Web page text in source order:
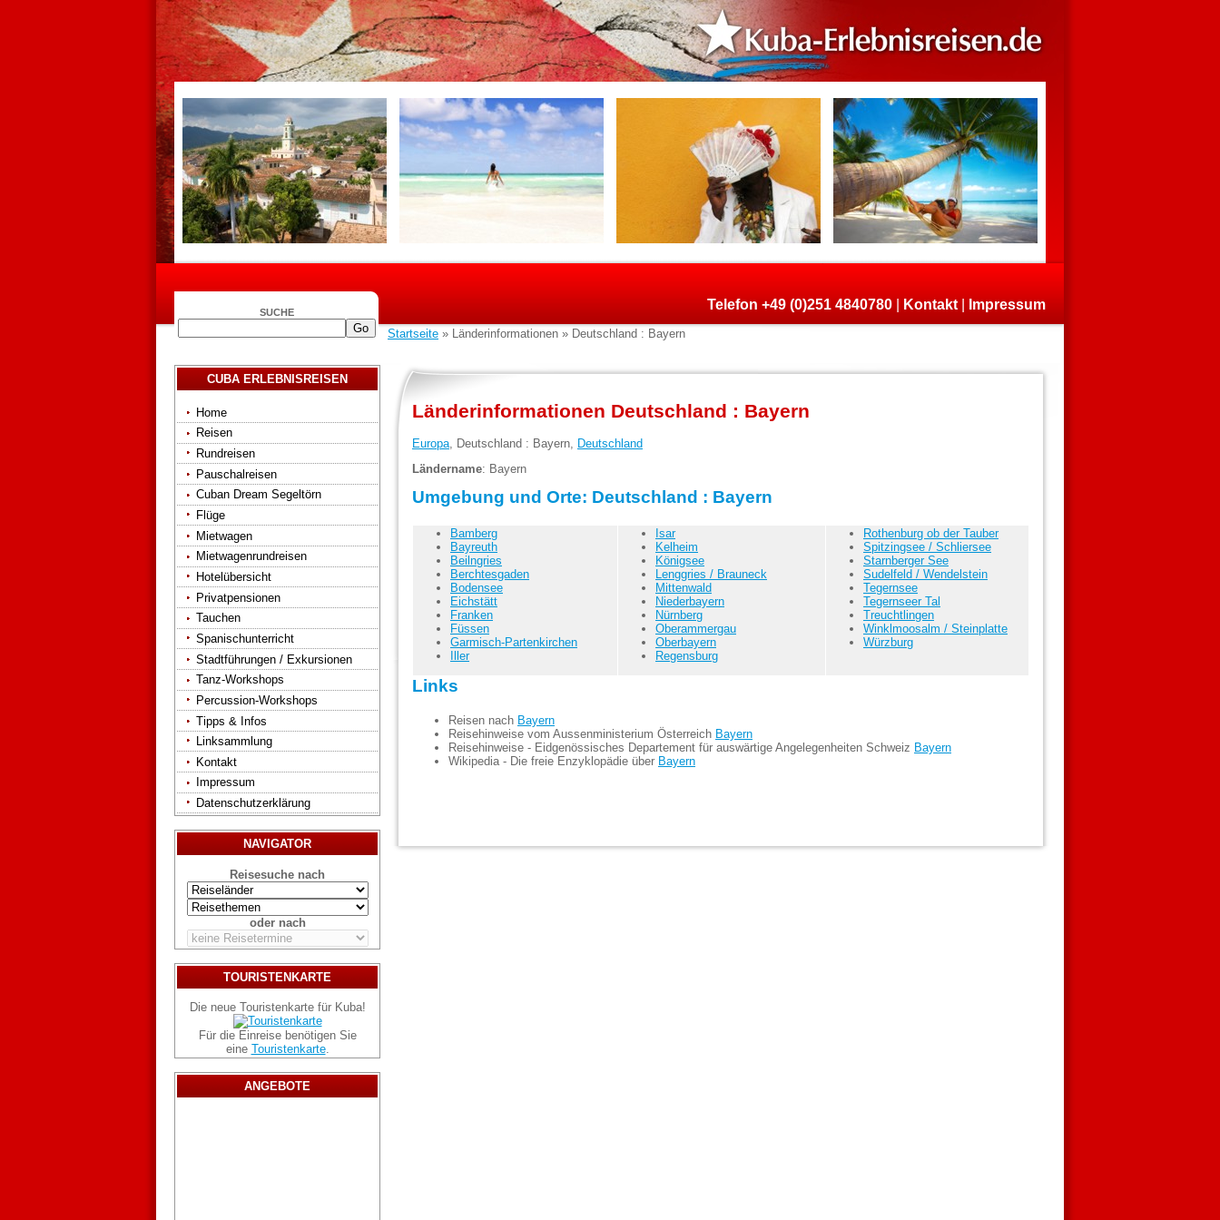
SUCHE Telefon +49 (0)251 4840780 Kontakt Impressum
Startseite » Länderinformationen » Deutschland : Bayern
CUBA ERLEBNISREISEN
Home
Reisen
Rundreisen
Pauschalreisen
Cuban Dream Segeltörn
Flüge
Mietwagen
Mietwagenrundreisen
Hotelübersicht
Privatpensionen
Tauchen
Spanischunterricht
Stadtführungen / Exkursionen
Tanz-Workshops
Percussion-Workshops
Tipps & Infos
Linksammlung
Kontakt
Impressum
Datenschutzerklärung
NAVIGATOR
Reisesuche nach
oder nach
TOURISTENKARTE
Die neue Touristenkarte für Kuba!
Für die Einreise benötigen Sie
eine Touristenkarte.
ANGEBOTE
Länderinformationen Deutschland : Bayern
Europa , Deutschland : Bayern, Deutschland
Ländername: Bayern
Umgebung und Orte: Deutschland : Bayern
Bamberg
Bayreuth
Beilngries
Berchtesgaden
Bodensee
Eichstätt
Franken
Füssen
Garmisch-Partenkirchen
Iller
Isar
Kelheim
Königsee
Lenggries / Brauneck
Mittenwald
Niederbayern
Nürnberg
Oberammergau
Oberbayern
Regensburg
Rothenburg ob der Tauber
Spitzingsee / Schliersee
Starnberger See
Sudelfeld / Wendelstein
Tegernsee
Tegernseer Tal
Treuchtlingen
Winklmoosalm / Steinplatte
Würzburg
Links
Reisen nach Bayern
Reisehinweise vom Aussenministerium Österreich Bayern
Reisehinweise - Eidgenössisches Departement für auswärtige Angelegenheiten Schweiz Bayern
Wikipedia - Die freie Enzyklopädie über Bayern